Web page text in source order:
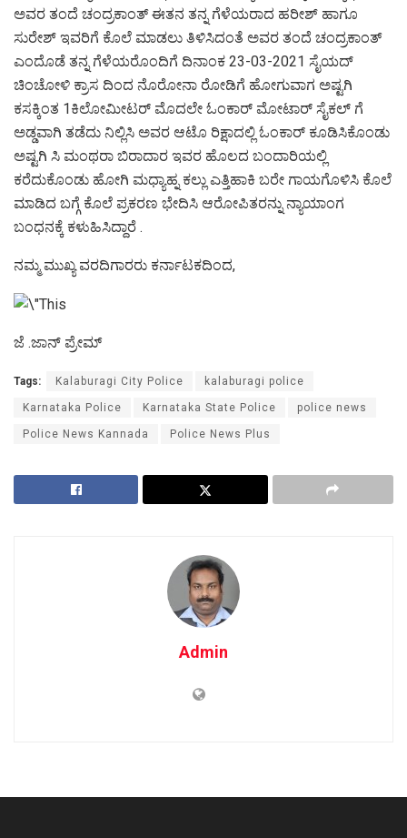
ಅವರ ತಂದೆ ಚಂದ್ರಕಾಂತ್ ಈತನ ತನ್ನ ಗೆಳೆಯರಾದ ಹರೀಶ್ ಹಾಗೂ
ಸುರೇಶ್ ಇವರಿಗೆ ಕೊಲೆ ಮಾಡಲು ತಿಳಿಸಿದಂತೆ ಅವರ ತಂದೆ ಚಂದ್ರಕಾಂತ್
ಎಂದೊಡೆ ತನ್ನ ಗೆಳೆಯರೊಂದಿಗೆ ದಿನಾಂಕ 23-03-2021 ಸೈಯದ್
ಚಿಂಚೋಳಿ ಕ್ರಾಸ ದಿಂದ ನೊರೋನಾ ರೋಡಿಗೆ ಹೋಗುವಾಗ ಅಷ್ಟಗಿ
ಕಸಕ್ಕಿಂತ 1ಕಿಲೋಮೀಟರ್ ಮೊದಲೇ ಓಂಕಾರ್ ಮೋಟಾರ್ ಸೈಕಲ್ ಗೆ
ಅಡ್ಡವಾಗಿ ತಡೆದು ನಿಲ್ಲಿಸಿ ಅವರ ಆಟೊ ರಿಕ್ಷಾದಲ್ಲಿ ಓಂಕಾರ್ ಕೂಡಿಸಿಕೊಂಡು
ಅಷ್ಟಗಿ ಸಿ ಮಂಥರಾ ಬಿರಾದಾರ ಇವರ ಹೊಲದ ಬಂದಾರಿಯಲ್ಲಿ
ಕರೆದುಕೊಂಡು ಹೋಗಿ ಮಧ್ಯಾಹ್ನ ಕಲ್ಲು ಎತ್ತಿಹಾಕಿ ಬರೇ ಗಾಯಗೊಳಿಸಿ ಕೊಲೆ
ಮಾಡಿದ ಬಗ್ಗೆ ಕೊಲೆ ಪ್ರಕರಣ ಭೇದಿಸಿ ಆರೋಪಿತರನ್ನು ನ್ಯಾಯಾಂಗ
ಬಂಧನಕ್ಕೆ ಕಳುಹಿಸಿದ್ದಾರೆ .
ನಮ್ಮ ಮುಖ್ಯ ವರದಿಗಾರರು ಕರ್ನಾಟಕದಿಂದ,
ಜೆ .ಜಾನ್ ಪ್ರೇಮ್
Tags: Kalaburagi City Police kalaburagi police
Karnataka Police Karnataka State Police police news
Police News Kannada Police News Plus
Admin